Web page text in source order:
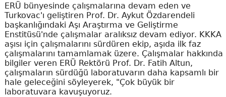
ERÜ bünyesinde çalışmalarına devam eden ve
Turkovac'ı geliştiren Prof. Dr. Aykut Özdarendeli
başkanlığındaki Aşı Araştırma ve Geliştirme
Enstitüsü'nde çalışmalar aralıksız devam ediyor. KKKA
aşısı için çalışmalarını sürdüren ekip, aşıda ilk faz
çalışmalarını tamamlamak üzere. Çalışmalar hakkında
bilgiler veren ERÜ Rektörü Prof. Dr. Fatih Altun,
çalışmaların sürdüğü laboratuvarın daha kapsamlı bir
hale geleceğini söyleyerek, "Çok büyük bir
laboratuvara kavuşuyoruz.